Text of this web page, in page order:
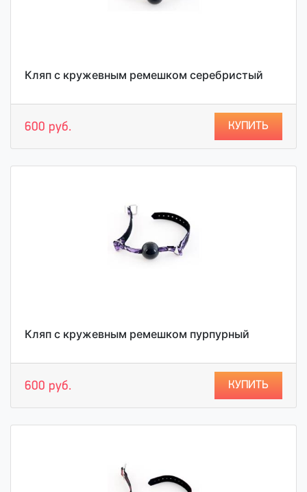
Кляп с кружевным ремешком серебристый
600 руб. КУПИТЬ
Кляп с кружевным ремешком пурпурный
600 руб. КУПИТЬ